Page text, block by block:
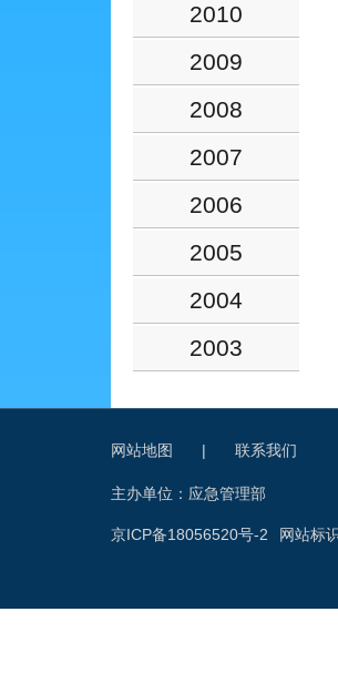
2010
2009
2008
2007
2006
2005
2004
2003
网站地图 | 联系我们
主办单位：应急管理部
网站标
京ICP备18056520号-2